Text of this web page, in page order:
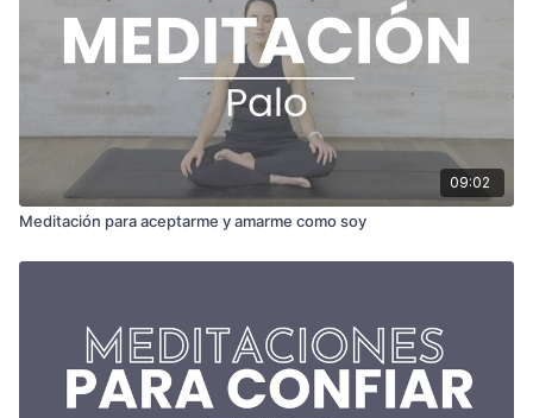
09:02
Meditación para aceptarme y amarme como soy